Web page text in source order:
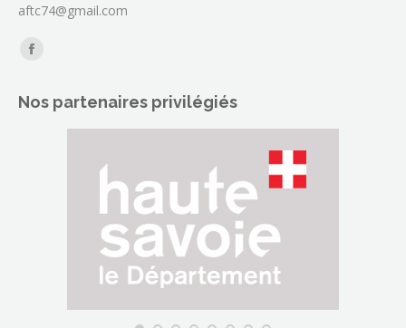
aftc74@gmail.com
Trouvez nous sur :
La
Facebook
s'ouvre
Nos partenaires privilégiés